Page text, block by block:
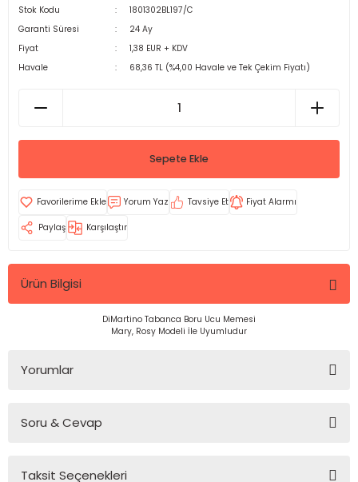
Stok Kodu
1801302BL197/C
Garanti Süresi
24 Ay
Fiyat
1,38 EUR + KDV
Havale
68,36 TL (%4,00 Havale ve Tek Çekim Fiyatı)
Sepete Ekle
Yorum Yaz Tavsiye Et Fiyat Alarmı
Paylaş Karşılaştır
Ürün Bilgisi
DiMartino Tabanca Boru Ucu Memesi
Mary, Rosy Modeli İle Uyumludur
Yorumlar
Soru & Cevap
Taksit Seçenekleri